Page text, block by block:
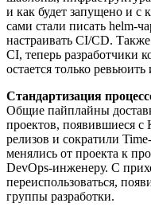
и как будет запущено и с
сами стали писать helm-
настраивать CI/CD.
CI, теперь разработчики
остается только
Стандартизация
Общие пайплайны
проектов, появившиеся с
релизов и сократили
менялись от проекта к
DevOps-инженеру. С
переиспользоваться,
группы разработки.